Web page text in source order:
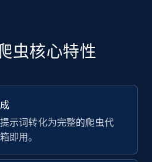
Reviews count, and
Collects products by
虫核心特性
示词转化为完整的爬虫代
即用。